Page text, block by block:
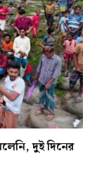
দুই দিনের